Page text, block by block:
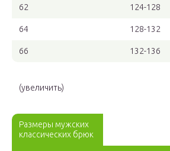
62 124-128
64 128-132
66 132-136
(увеличить)
Размеры мужских
классических брюк